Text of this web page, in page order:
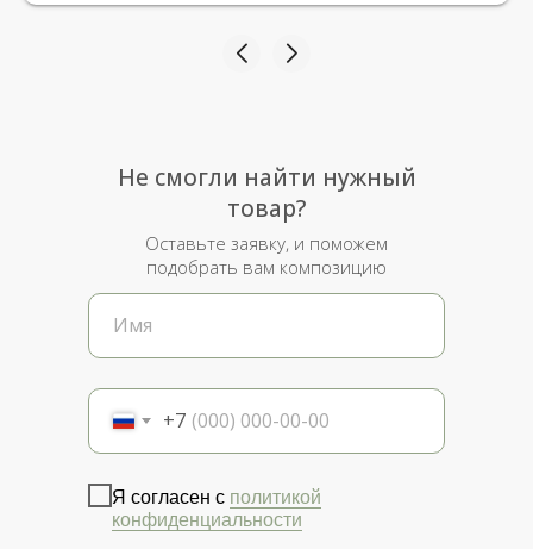
+7
Я согласен с политикой
конфиденциальности
Не смогли найти нужный
товар?
Оставьте заявку, и поможем
подобрать вам композицию